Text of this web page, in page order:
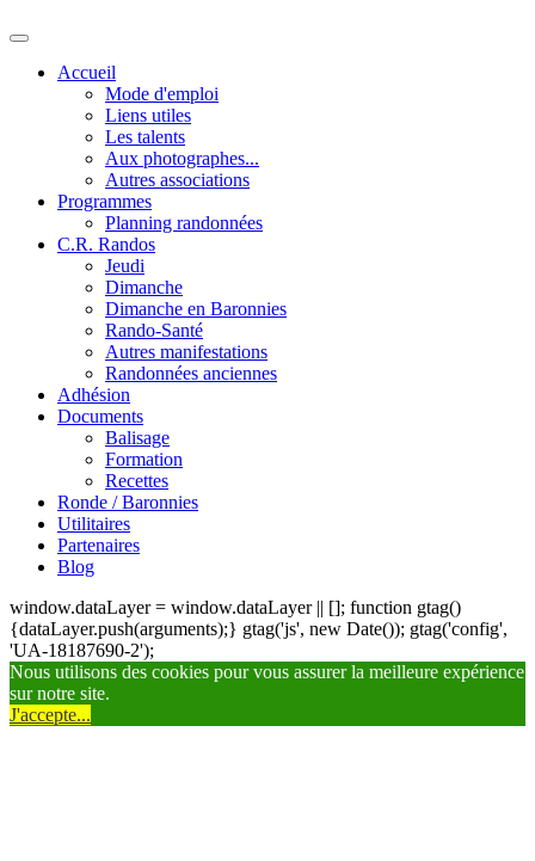
Accueil
Mode d'emploi
Liens utiles
Les talents
Aux photographes...
Autres associations
Programmes
Planning randonnées
C.R. Randos
Jeudi
Dimanche
Dimanche en Baronnies
Rando-Santé
Autres manifestations
Randonnées anciennes
Adhésion
Documents
Balisage
Formation
Recettes
Ronde / Baronnies
Utilitaires
Partenaires
Blog
window.dataLayer = window.dataLayer || []; function gtag()
{dataLayer.push(arguments);} gtag('js', new Date()); gtag('config',
'UA-18187690-2');
Nous utilisons des cookies pour vous assurer la meilleure expérience
sur notre site.
J'accepte...